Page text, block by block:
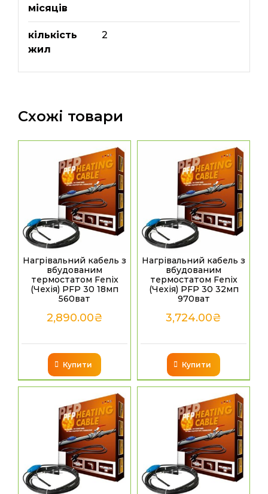
місяців
кількість
жил
2
Схожі товари
Нагрівальний кабель з
вбудованим
термостатом Fenix
(Чехія) PFP 30 18мп
560ват
2,890.00₴
Купити
Нагрівальний кабель з
вбудованим
термостатом Fenix
(Чехія) PFP 30 32мп
970ват
3,724.00₴
Купити